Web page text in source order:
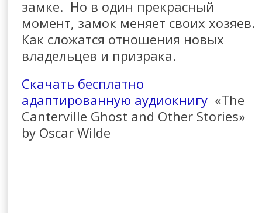
замке. Но в один прекрасный
момент, замок меняет своих хозяев.
Как сложатся отношения новых
владельцев и призрака.
Скачать бесплатно
адаптированную аудиокнигу«The
Canterville Ghost and Other Stories»
by Oscar Wilde